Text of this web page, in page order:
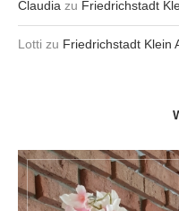
Claudia zu Friedrichstadt
Lotti zu Friedrichstadt Klein